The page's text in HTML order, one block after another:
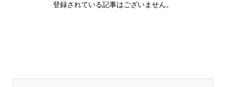
登録されている記事はございません。